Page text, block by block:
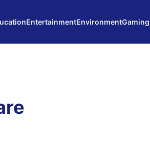
EntertainmentEnvironmentGaming